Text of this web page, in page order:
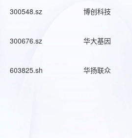
300548.sz 博创科技
300676.sz 华大基因
603825.sh 华扬联众